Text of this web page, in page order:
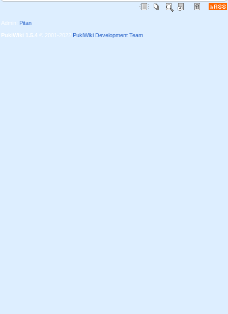
Admin: Pitan
PukiWiki 1.5.4 © 2001-2022 PukiWiki Development Team